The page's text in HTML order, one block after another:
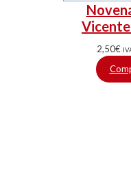
2,50€